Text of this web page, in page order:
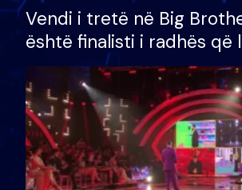
Vendi i tretë në Big
është finalisti i radhës që